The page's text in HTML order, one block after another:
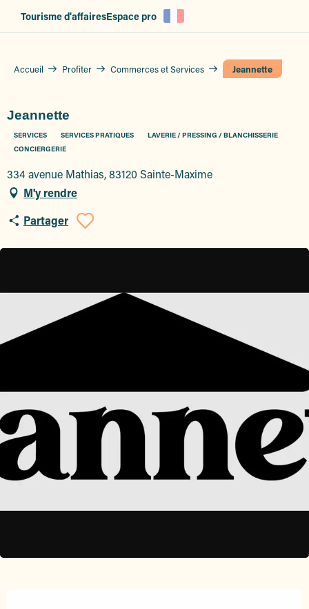
Tourisme d'affairesEspace pro
Accueil Profiter Commerces et Services Jeannette
Jeannette
SERVICES SERVICES PRATIQUES
LAVERIE / PRESSING / BLANCHISSERIE
CONCIERGERIE
334 avenue Mathias, 83120 Sainte-Maxime
M'y rendre
Partager
Ajouter aux favoris